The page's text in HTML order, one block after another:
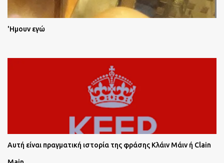
'Ημουν εγώ
Αυτή είναι πραγματική ιστορία της φράσης Κλάιν Μάιν ή Clain